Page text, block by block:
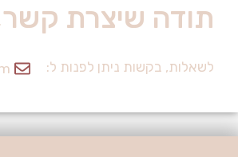
עיצוב גבות
תודה שיצרת
לשאלות, בקשות ניתן לפנות ל: